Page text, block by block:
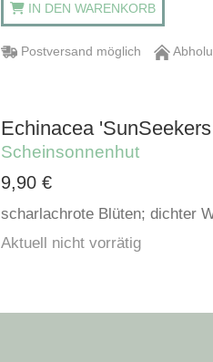
IN DEN WARENKORB
Postversand möglich
Echinacea
Scheinsonnenhut
9,90 €
scharlachrote Blüten; dichter
Aktuell nicht vorrätig